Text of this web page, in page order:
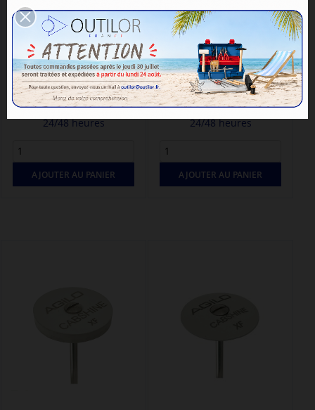
MEULE CABSHINE Ø22MM GRAIN
FIN - POLISSAGE DES...
Réf. : 12000306
32,90 € -39,48 € TTC
Délais : Expédition entre
24/48 heures
AJOUTER AU PANIER
LENTILLE CABSHINE Ø22MM
GRAIN FIN - POLISSAGE DES...
Réf. : 12000307
35,08 € -42,10 € TTC
Délais : Expédition entre
24/48 heures
AJOUTER AU PANIER